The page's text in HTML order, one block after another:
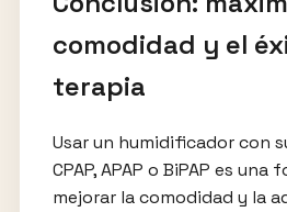
comodidad y el
terapia
Usar un humidificador con
CPAP, APAP o BiPAP es
mejorar la comodidad y la